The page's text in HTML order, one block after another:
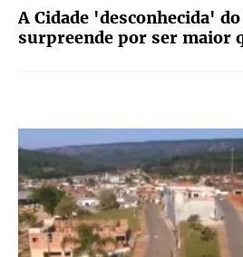
A Cidade 'desconhecida'
surpreende por ser maior